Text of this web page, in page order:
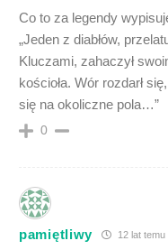
Co to za legendy
„Jeden z diabłów,
Kluczami, zahaczył
kościoła. Wór rozdarł
się na okoliczne pola…”
0
pamiętliwy 12 lat temu